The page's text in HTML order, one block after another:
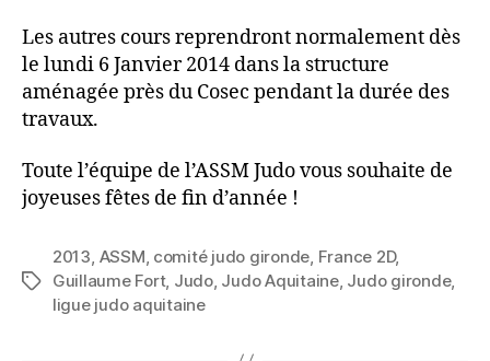
Les autres cours reprendront normalement dès
le lundi 6 Janvier 2014 dans la structure
aménagée près du Cosec pendant la durée des
travaux.
Toute l’équipe de l’ASSM Judo vous souhaite de
joyeuses fêtes de fin d’année !
2013, ASSM, comité judo gironde, France 2D,
Guillaume Fort, Judo, Judo Aquitaine, Judo gironde,
ligue judo aquitaine